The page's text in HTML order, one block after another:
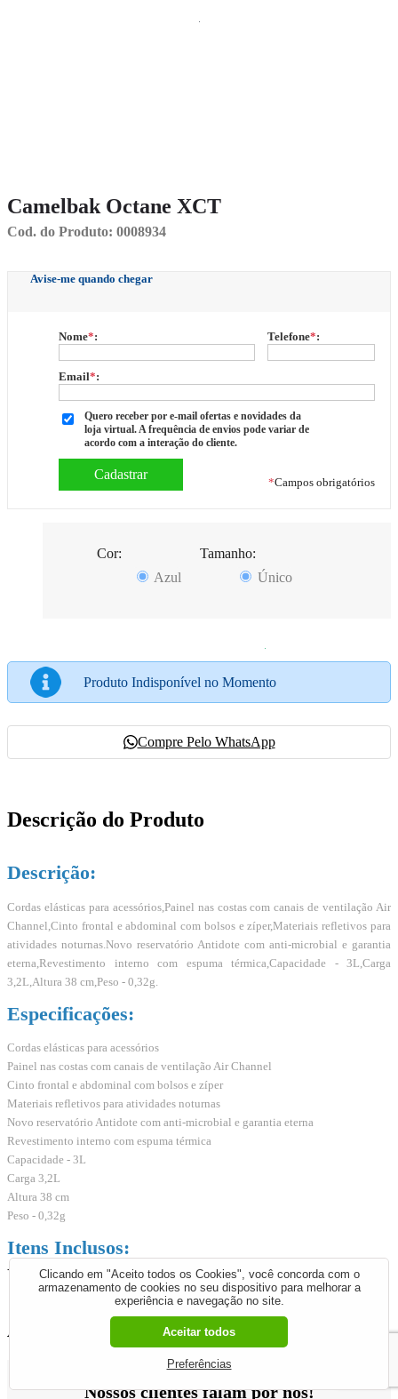
Camelbak Octane XCT
Cod. do Produto: 0008934
Avise-me quando chegar
Nome*: Telefone*:
Email*:
Quero receber por e-mail ofertas e novidades da
loja virtual. A frequência de envios pode variar de
acordo com a interação do cliente.
*Campos obrigatórios
Cor:
Azul
Tamanho:
Único
Produto Indisponível no Momento
Compre Pelo WhatsApp
Descrição do Produto
Descrição:
Cordas elásticas para acessórios,Painel nas costas com canais de ventilação Air
Channel,Cinto frontal e abdominal com bolsos e zíper,Materiais refletivos para
atividades noturnas. Novo reservatório Antidote com anti-microbial e garantia
eterna, Revestimento interno com espuma térmica, Capacidade - 3L, Carga
3,2L, Altura 38 cm, Peso - 0,32g.
Especificações:
Cordas elásticas para acessórios
Painel nas costas com canais de ventilação Air Channel
Cinto frontal e abdominal com bolsos e zíper
Materiais refletivos para atividades noturnas
Novo reservatório Antidote com anti-microbial e garantia eterna
Revestimento interno com espuma térmica
Capacidade - 3L
Carga 3,2L
Altura 38 cm
Peso - 0,32g
Itens Inclusos:
- 1 mochila de hidratação
Avaliações dos Clientes
Nossos clientes falam por nós!
Clicando em "Aceito todos os Cookies", você concorda com o
armazenamento de cookies no seu dispositivo para melhorar a
experiência e navegação no site.
Preferências
Aceitar todos